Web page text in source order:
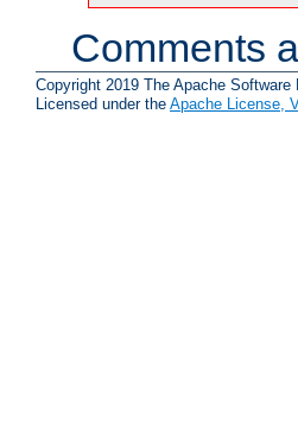
Comments
Copyright 2019 The Apache Software
Licensed under the Apache License,